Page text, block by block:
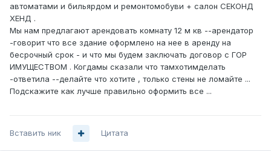
автоматами и бильярдом и ремонтомобуви + салон СЕКОНД
ХЕНД .
Мы нам предлагают арендовать комнату 12 м кв --арендатор
-говорит что все здание оформлено на нее в аренду на
бесрочный срок - и что мы будем заключать договор с ГОР
ИМУЩЕСТВОМ . Когдамы сказали что тамхотимделать
-ответила --делайте что хотите , только стены не ломайте ...
Подскажите как лучше правильно оформить все ...
Вставить ник Цитата